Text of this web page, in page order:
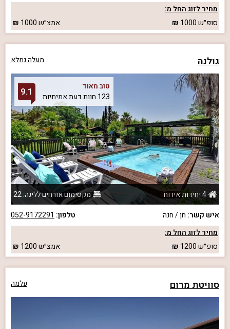
מחיר לזוג החל מ:
סופ״ש1000 אמצ״ש1000
גולנה מעלה גמלא
טוב מאוד
123 חוות דעת אמיתיות
9.1
4 יחידות אירוח
מקסימום אורחים ללינה: 22
איש קשר: חן / חנה טלפון: 052-9172291
מחיר לזוג החל מ:
סופ״ש1200 אמצ״ש1200
סוויטת מרום עלמה